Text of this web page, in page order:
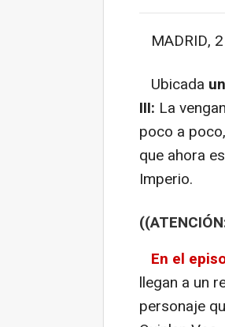
MADRID,
Ubicada
III: La
poco a
que ahora
Imperio.
En el
llegan a un
personaje